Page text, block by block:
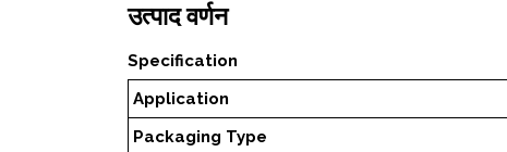
उत्पाद वर्णन
Specification
Application
Packaging Type